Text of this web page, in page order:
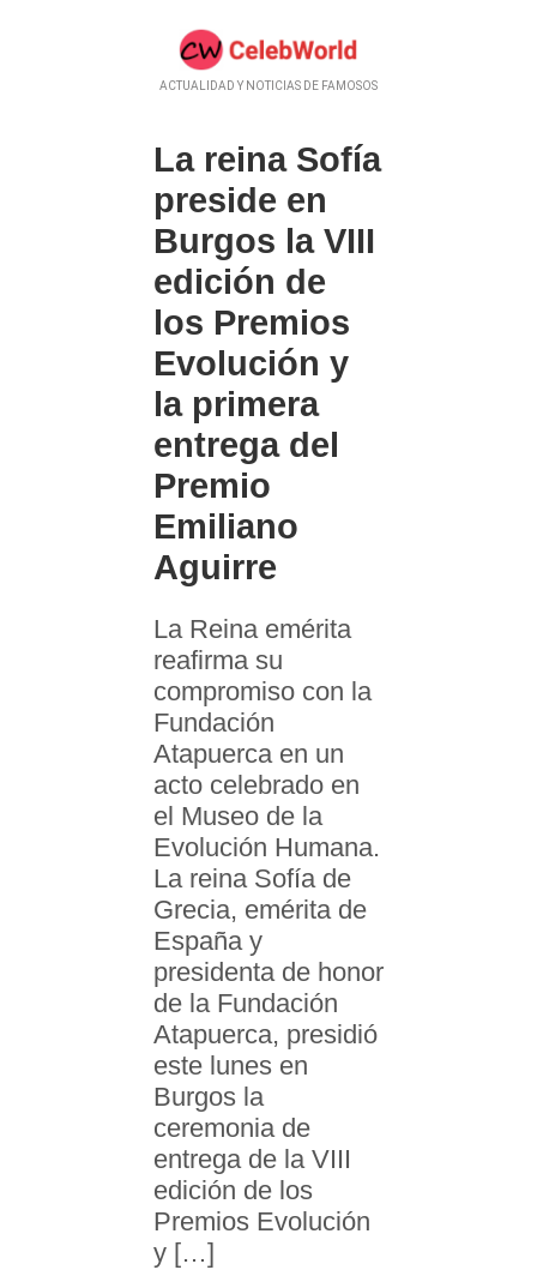
ACTUALIDAD Y NOTICIAS DE FAMOSOS
La reina Sofía
preside en
Burgos la VIII
edición de
los Premios
Evolución y
la primera
entrega del
Premio
Emiliano
Aguirre
La Reina emérita
reafirma su
compromiso con la
Fundación
Atapuerca en un
acto celebrado en
el Museo de la
Evolución Humana.
La reina Sofía de
Grecia, emérita de
España y
presidenta de honor
de la Fundación
Atapuerca, presidió
este lunes en
Burgos la
ceremonia de
entrega de la VIII
edición de los
Premios Evolución
y […]